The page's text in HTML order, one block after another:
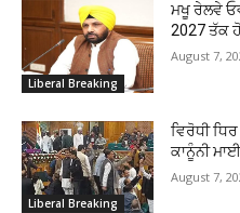
Liberal Breaking
ਮਖੂ ਰੇਲਵੇ
2027 ਤੱਕ
August 7,
Liberal Breaking
ਵਿਰੋਧੀ
ਕਾਨੂੰਨੀ
August 7,